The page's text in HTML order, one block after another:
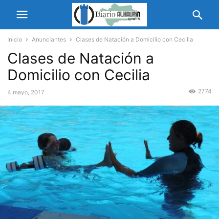
Inicio Anunciantes Clases de Natación a Domicilio con Cecilia
Clases de Natación a
Domicilio con Cecilia
4 mayo, 2017 2774